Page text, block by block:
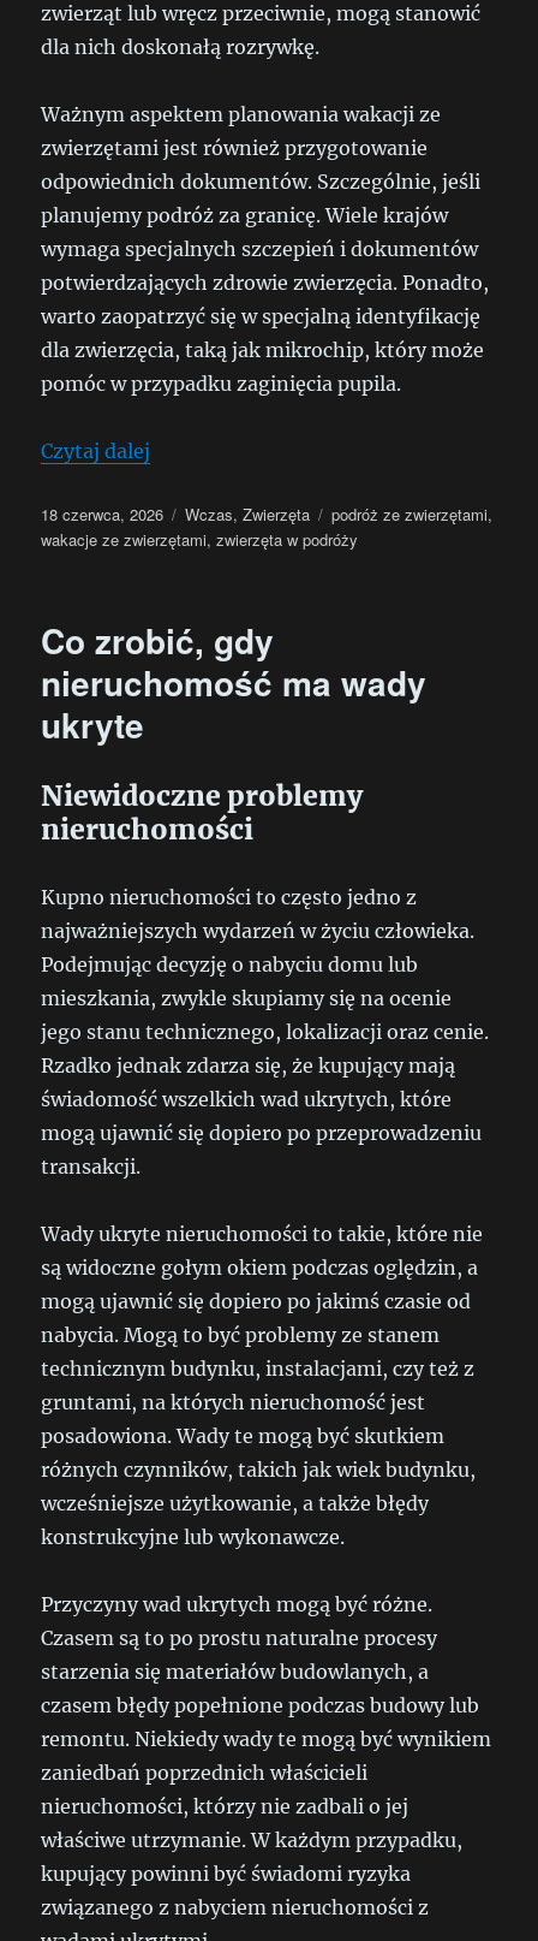
zwierząt lub wręcz przeciwnie, mogą stanowić
dla nich doskonałą rozrywkę.
Ważnym aspektem planowania wakacji ze
zwierzętami jest również przygotowanie
odpowiednich dokumentów. Szczególnie, jeśli
planujemy podróż za granicę. Wiele krajów
wymaga specjalnych szczepień i dokumentów
potwierdzających zdrowie zwierzęcia. Ponadto,
warto zaopatrzyć się w specjalną identyfikację
dla zwierzęcia, taką jak mikrochip, który może
pomóc w przypadku zaginięcia pupila.
Czytaj dalej
Data
publikacji
18 czerwca, 2026 Kategorie
Wczas,Zwierzęta Tagi
podróż ze zwierzętami,
wakacje ze zwierzętami,zwierzęta w podróży
Co zrobić, gdy
nieruchomość ma wady
ukryte
Niewidoczne problemy
nieruchomości
Kupno nieruchomości to często jedno z
najważniejszych wydarzeń w życiu człowieka.
Podejmując decyzję o nabyciu domu lub
mieszkania, zwykle skupiamy się na ocenie
jego stanu technicznego, lokalizacji oraz cenie.
Rzadko jednak zdarza się, że kupujący mają
świadomość wszelkich wad ukrytych, które
mogą ujawnić się dopiero po przeprowadzeniu
transakcji.
Wady ukryte nieruchomości to takie, które nie
są widoczne gołym okiem podczas oględzin, a
mogą ujawnić się dopiero po jakimś czasie od
nabycia. Mogą to być problemy ze stanem
technicznym budynku, instalacjami, czy też z
gruntami, na których nieruchomość jest
posadowiona. Wady te mogą być skutkiem
różnych czynników, takich jak wiek budynku,
wcześniejsze użytkowanie, a także błędy
konstrukcyjne lub wykonawcze.
Przyczyny wad ukrytych mogą być różne.
Czasem są to po prostu naturalne procesy
starzenia się materiałów budowlanych, a
czasem błędy popełnione podczas budowy lub
remontu. Niekiedy wady te mogą być wynikiem
zaniedbań poprzednich właścicieli
nieruchomości, którzy nie zadbali o jej
właściwe utrzymanie. W każdym przypadku,
kupujący powinni być świadomi ryzyka
związanego z nabyciem nieruchomości z